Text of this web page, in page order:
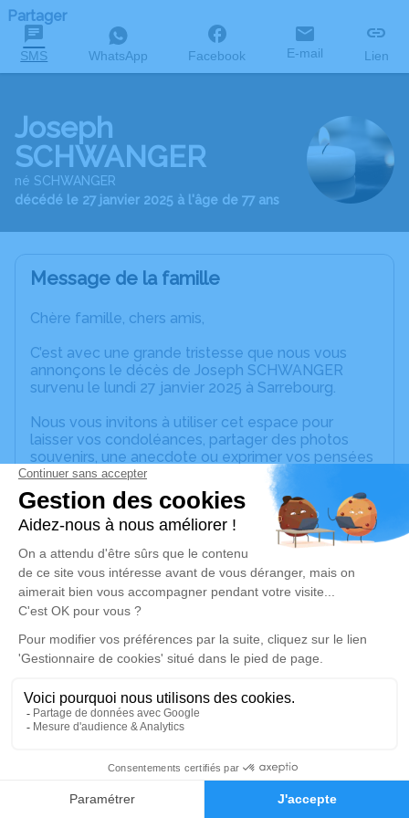
Faire-part Hommages
Partager
SMS WhatsApp Facebook E-mail Lien
Joseph
SCHWANGER
né SCHWANGER
décédé le 27 janvier 2025 à l'âge de 77 ans
Message de la famille
Chère famille, chers amis,
C’est avec une grande tristesse que nous vous
annonçons le décès de Joseph SCHWANGER
survenu le lundi 27 janvier 2025 à Sarrebourg.
Nous vous invitons à utiliser cet espace pour
laisser vos condoléances, partager des photos
souvenirs, une anecdote ou exprimer vos pensées
à travers des poèmes ou des textes. Cet endroit
est un lieu d'expression dédié à honorer la
mémoire de Joseph SCHWANGER.
Un service de plantation d’arbre hommage est
disponible ici.
Cérémonie religieuse
jeudi 30 janvier 2025 à 14h30
Église Saint Barthelemy de Wangenbourg-
Engenthal
Je rends hommage